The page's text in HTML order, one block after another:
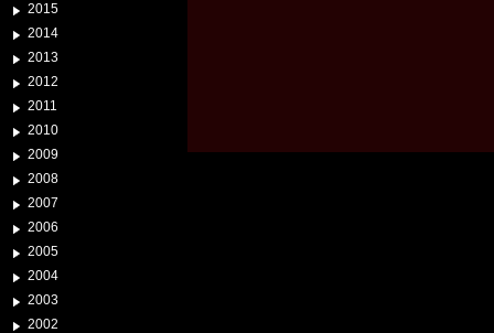
2015
2014
2013
2012
2011
2010
2009
2008
2007
2006
2005
2004
2003
2002